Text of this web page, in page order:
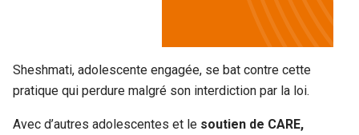
Sheshmati, adolescente engagée, se bat contre cette
pratique qui perdure malgré son interdiction par la loi.
Avec d’autres adolescentes et le soutien de CARE,